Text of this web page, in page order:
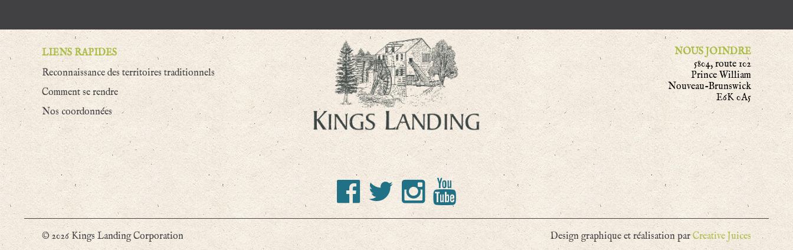
LIENS RAPIDES
Reconnaissance des territoires traditionnels
Comment se rendre
Nos coordonnées
NOUS JOINDRE
5804, route 102
Prince William
Nouveau-Brunswick
E6K 0A5
© 2026 Kings Landing Corporation Design graphique et réalisation par Creative Juices